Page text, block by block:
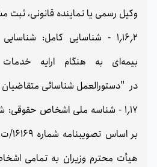
وکیل رسمی یا نماینده قانونی،
1٫16٫2 - شناسایی کامل:
بیمه‌ای به هنگام ارایه
در "دستورالعمل شناسائی
1٫17 - شناسه ملی اشخاص
هیأت محترم وزیران به تمامی